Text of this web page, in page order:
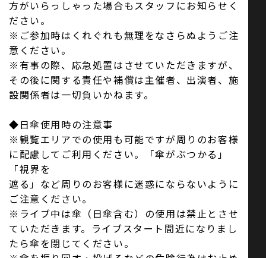
方がいらっしゃった場合もスタッフにお知らせく
ださい。
※ご参加時はくれぐれも無理をなさらぬようご注
意ください。
※有事の際、応急処置はさせていただきますが、
その後に関する責任や補償は主催者、出演者、施
設関係者は一切負いかねます。
◆日傘使用時の注意事
※観覧エリアでの使用も可能ですが周りのお客様
に配慮してご利用ください。「傘がぶつかる」
「視界を
遮る」など周りのお客様に迷惑にならないように
ご注意ください。
※ライブ中は傘（日傘含む）の使用は禁止とさせ
ていただきます。ライブスタート間近になりまし
たら傘を閉じてください。